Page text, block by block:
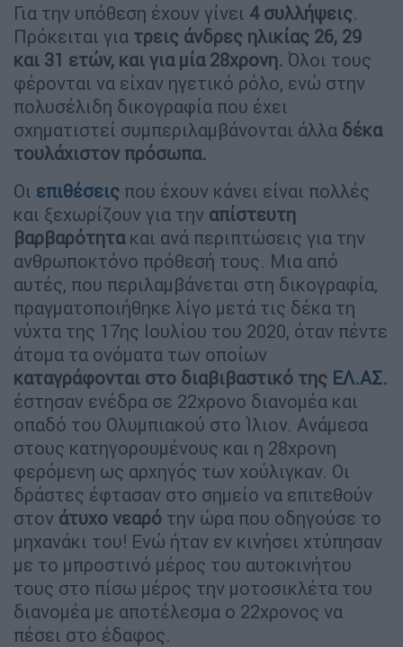
Για την υπόθεση έχουν γίνει 4 συλλήψεις.
Πρόκειται για τρεις άνδρες ηλικίας 26, 29
και 31 ετών, και για μία 28χρονη. Όλοι τους
φέρονται να είχαν ηγετικό ρόλο, ενώ στην
πολυσέλιδη δικογραφία που έχει
σχηματιστεί συμπεριλαμβάνονται άλλα δέκα
τουλάχιστον πρόσωπα.
Οι επιθέσεις που έχουν κάνει είναι πολλές
και ξεχωρίζουν για την απίστευτη
βαρβαρότητακαι ανά περιπτώσεις για την
ανθρωποκτόνο πρόθεσή τους. Μια από
αυτές, που περιλαμβάνεται στη δικογραφία,
πραγματοποιήθηκε λίγο μετά τις δέκα τη
νύχτα της 17ης Ιουλίου του 2020, όταν πέντε
άτομα τα ονόματα των οποίων
καταγράφονται στο διαβιβαστικό της ΕΛ.ΑΣ.
έστησαν ενέδρα σε 22χρονο διανομέα και
οπαδό του Ολυμπιακού στο Ίλιον. Ανάμεσα
στους κατηγορουμένους και η 28χρονη
φερόμενη ως αρχηγός των χούλιγκαν. Οι
δράστες έφτασαν στο σημείο να επιτεθούν
στον άτυχο νεαρό την ώρα που οδηγούσε το
μηχανάκι του! Ενώ ήταν εν κινήσει χτύπησαν
με το μπροστινό μέρος του αυτοκινήτου
τους στο πίσω μέρος την μοτοσικλέτα του
διανομέα με αποτέλεσμα ο 22χρονος να
πέσει στο έδαφος.